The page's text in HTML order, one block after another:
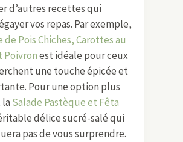
d’autres recettes qui
vos repas. Par exemple,
de Pois Chiches, Carottes au
Poivronest idéale pour ceux
une touche épicée et
Pour une option plus
Salade Pastèque et Fêta
délice sucré-salé qui
pas de vous surprendre.